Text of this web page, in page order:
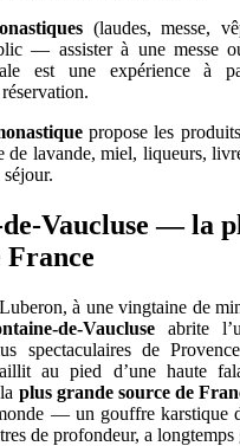
(laudes, messe,
— assister à une messe
est une expérience à
propose les
de lavande, miel, liqueurs,
Vaucluse — la
France
à une vingtaine de
de-Vaucluseabrite
spectaculaires de
au pied d’une haute
plus grande source de
— un gouffre karstique
de profondeur, a longtemps